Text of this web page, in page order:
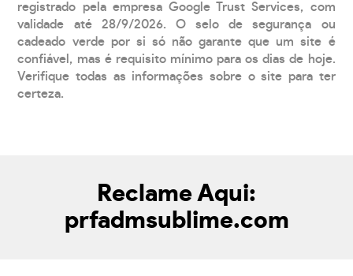
registrado pela empresa Google Trust Services, com
validade até 28/9/2026. O selo de segurança ou
cadeado verde por si só não garante que um site é
confiável, mas é requisito mínimo para os dias de hoje.
Verifique todas as informações sobre o site para ter
certeza.
Reclame Aqui:
prfadmsublime.com